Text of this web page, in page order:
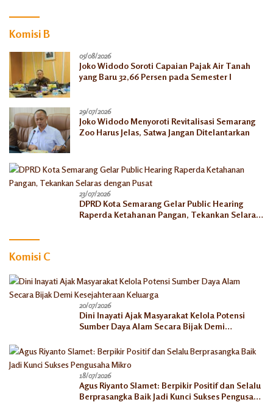
Komisi B
05/08/2026
Joko Widodo Soroti Capaian Pajak Air Tanah
yang Baru 32,66 Persen pada Semester I
29/07/2026
Joko Widodo Menyoroti Revitalisasi Semarang
Zoo Harus Jelas, Satwa Jangan Ditelantarkan
23/07/2026
DPRD Kota Semarang Gelar Public Hearing
Raperda Ketahanan Pangan, Tekankan Selaras
Komisi C
20/07/2026
Dini Inayati Ajak Masyarakat Kelola Potensi
Sumber Daya Alam Secara Bijak Demi
18/07/2026
Agus Riyanto Slamet: Berpikir Positif dan Selalu
Berprasangka Baik Jadi Kunci Sukses Pengusaha